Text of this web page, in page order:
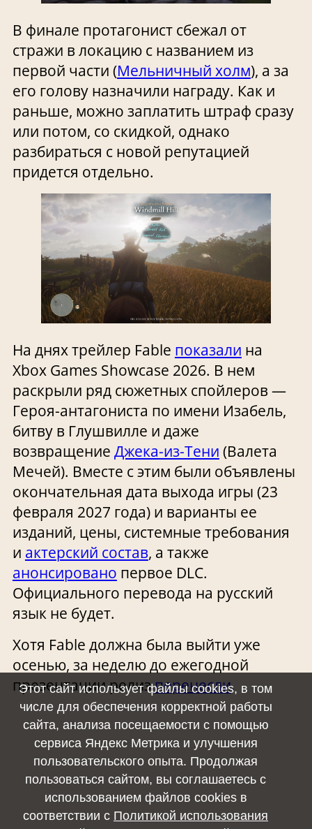
В финале протагонист сбежал от
стражи в локацию с названием из
первой части (Мельничный холм), а за
его голову назначили награду. Как и
раньше, можно заплатить штраф сразу
или потом, со скидкой, однако
разбираться с новой репутацией
придется отдельно.
На днях трейлер Fable показали на
Xbox Games Showcase 2026. В нем
раскрыли ряд сюжетных спойлеров —
Героя-антагониста по имени Изабель,
битву в Глушвилле и даже
возвращение Джека-из-Тени (Валета
Мечей). Вместе с этим были объявлены
окончательная дата выхода игры (23
февраля 2027 года) и варианты ее
изданий, цены, системные требования
и актерский состав, а также
анонсировано первое DLC.
Официального перевода на русский
язык не будет.
Хотя Fable должна была выйти уже
осенью, за неделю до ежегодной
презентации релизперенесли.
👍
0
👎
0
Этот сайт использует файлы cookies, в том
числе для обеспечения корректной работы
сайта, анализа посещаемости с помощью
сервиса Яндекс Метрика и улучшения
пользовательского опыта. Продолжая
пользоваться сайтом, вы соглашаетесь с
использованием файлов cookies в
соответствии с Политикой использования